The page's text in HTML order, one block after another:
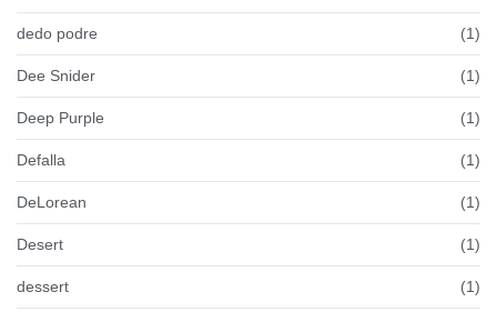
dedo podre (1)
Dee Snider (1)
Deep Purple (1)
Defalla (1)
DeLorean (1)
Desert (1)
dessert (1)